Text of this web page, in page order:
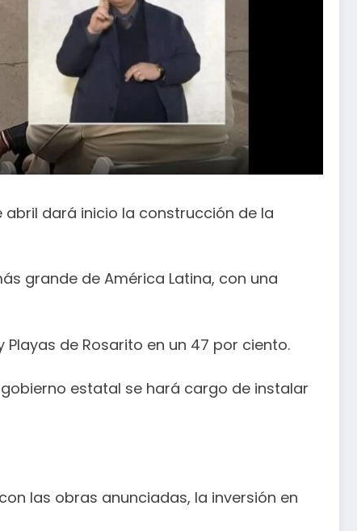
abril dará inicio la construcción de la
grande de América Latina, con una
de Rosarito en un 47 por ciento.
estatal se hará cargo de instalar
las obras anunciadas, la inversión en